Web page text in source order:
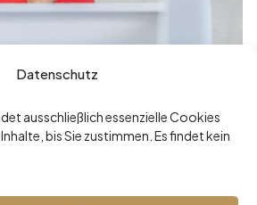
Datenschutz
ausschließlich essenzielle Cookies
bis Sie zustimmen. Es findet kein
selbst.“ – Der teuerste